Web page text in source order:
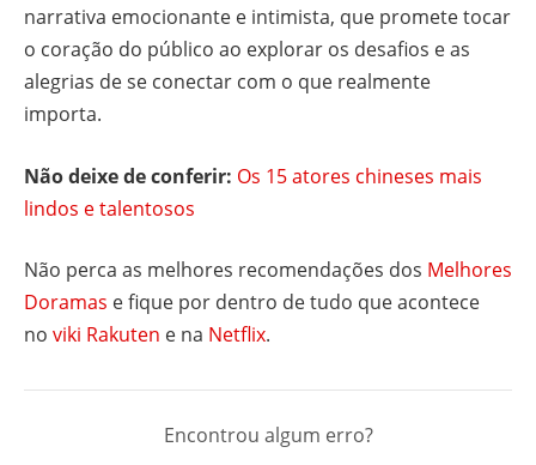
narrativa emocionante e intimista, que promete tocar
o coração do público ao explorar os desafios e as
alegrias de se conectar com o que realmente
importa.
Não deixe de conferir: Os 15 atores chineses mais
lindos e talentosos
Não perca as melhores recomendações dos Melhores
Doramas e fique por dentro de tudo que acontece
no viki Rakuten e na Netflix.
Encontrou algum erro?